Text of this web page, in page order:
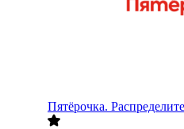
Пятёрочка.